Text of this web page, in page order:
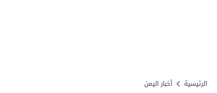
الرئيسية أخبار اليمن